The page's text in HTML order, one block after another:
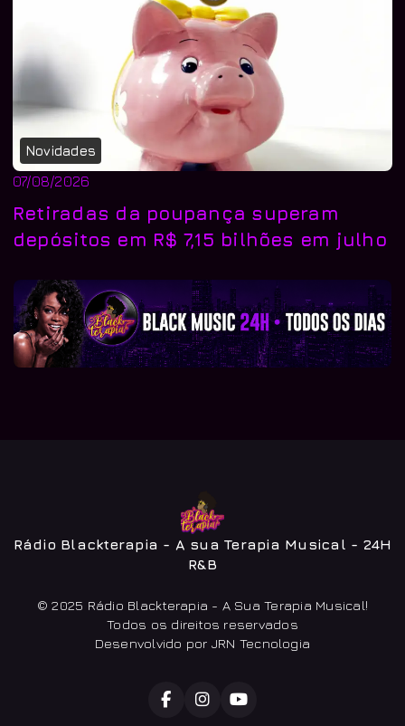
Novidades
07/08/2026
Retiradas da poupança superam
depósitos em R$ 7,15 bilhões em julho
Rádio Blackterapia - A sua Terapia Musical - 24H
R&B
© 2025 Rádio Blackterapia - A Sua Terapia Musical!
Todos os direitos reservados
Desenvolvido por JRN Tecnologia